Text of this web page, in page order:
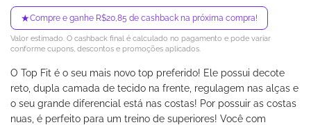
★Compre e ganhe R$20,85 de cashback na próxima compra!
Valor estimado. O cashback final é calculado no pagamento e pode variar
conforme cupons, descontos e promoções aplicados.
O Top Fit é o seu mais novo top preferido! Ele possui decote
reto, dupla camada de tecido na frente, regulagem nas alças e
o seu grande diferencial está nas costas! Por possuir as costas
nuas, é perfeito para um treino de superiores! Você com